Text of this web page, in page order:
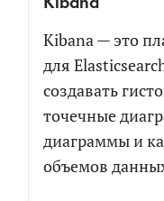
Kibana — это
для
создавать
точечные
диаграммы и
объемов